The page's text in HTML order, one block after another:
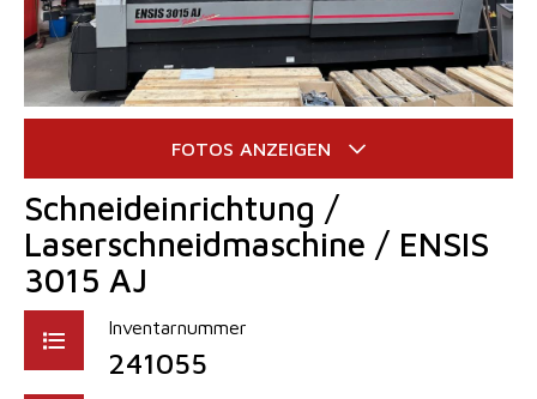
Schneideinrichtung /
Laserschneidmaschine / ENSIS
3015 AJ
Inventarnummer
241055